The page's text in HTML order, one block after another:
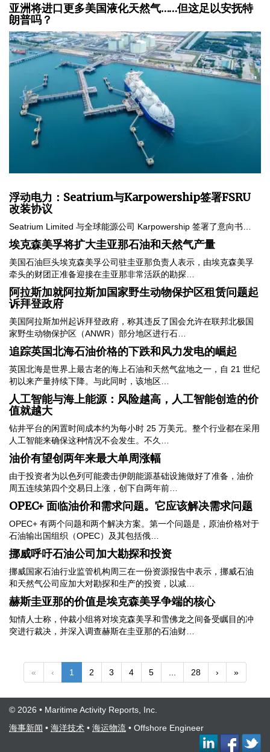
亚洲将进口更多美国液化天然气……但这足以安抚特
朗普吗？
浮动电力：Seatrium与Karpowership签署FSRU
改装协议
Seatrium Limited 与全球能源公司 Karpowership 签署了意向书…
埃克森美孚将扩大圭亚那石油和天然气产量
美国石油巨头埃克森美孚公司驻圭亚那负责人表示，由埃克森美孚
牵头的财团正准备迎接在圭亚那非常活跃的勘探…
阿拉斯加就阿拉斯加国家野生动物保护区租赁问题起
诉拜登政府
美国阿拉斯加州起诉拜登政府，称其违反了国会允许在联邦北极国
家野生动物保护区（ANWR）部分地区进行石…
追踪英国北海石油价格的下跌和风力发电的崛起
英国北海是世界上最古老的海上石油和天然气盆地之一，自 21 世纪
初以来产量持续下降。与此同时，该地区…
人工智能与海上能源：风险越高，人工智能创造的价
值就越大
钻井平台的闲置时间成本约为每小时 25 万美元。整个行业都在采用
人工智能来确保这种情况不会发生。不久…
油价有望创两年来最大单周涨幅
由于投资者为以色列可能袭击伊朗能源基础设施做好了准备，油价
周五连续第四个交易日上涨，创下自两年前…
OPEC+ 面临油价和需求问题。它应该解决需求问题
OPEC+ 有两个问题和两个解决方案。第一个问题是，原油价格对于
石油输出国组织（OPEC）及其包括俄…
挪威呼吁石油公司加大勘探和投资
挪威国家石油行业监管机构周三在一份资源报告中表示，挪威石油
和天然气公司应加大对勘探和生产的投资，以减…
赫斯圭亚那的价值是埃克森美孚争端的核心
知情人士称，仲裁小组将对埃克森美孚和雪佛龙之间备受瞩目的冲
突进行裁决，并深入调查赫斯在圭亚那的石油财…
« ‹ 1 2 3 4 5 28 › »
© 2026 • Maritime Activity Reports, Inc.
海事新闻 • 海洋技术 • 海运物流 • Offshore Engineer